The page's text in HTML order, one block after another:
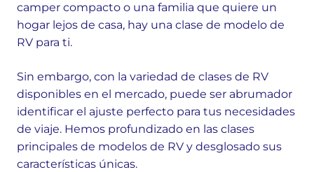
camper compacto o una familia que quiere un
hogar lejos de casa, hay una clase de modelo de
RV para ti.
Sin embargo, con la variedad de clases de RV
disponibles en el mercado, puede ser abrumador
identificar el ajuste perfecto para tus necesidades
de viaje. Hemos profundizado en las clases
principales de modelos de RV y desglosado sus
características únicas.